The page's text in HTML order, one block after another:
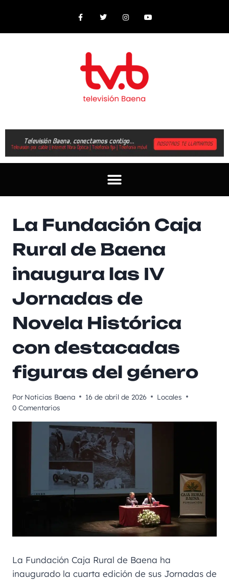
La Fundación Caja
Rural de Baena
inaugura las IV
Jornadas de
Novela Histórica
con destacadas
figuras del género
Por Noticias Baena 16 de abril de 2026
Locales
0 Comentarios
La Fundación Caja Rural de Baena ha
inaugurado la cuarta edición de sus Jornadas de